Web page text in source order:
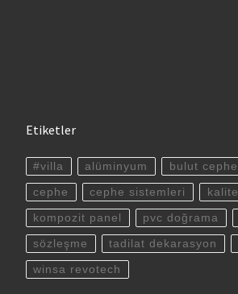
Etiketler
#villa alüminyum bulut cephe
cephe cephe sistemleri kalite
kompozit panel pvc doğrama
sözleşme tadilat dekarasyon
winsa revotech